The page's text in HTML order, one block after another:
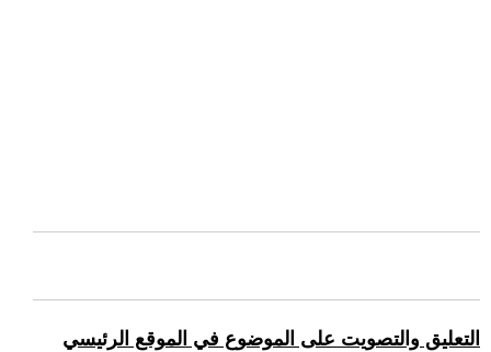
التعليق والتصويت على الموضوع في الموقع الرئيسي